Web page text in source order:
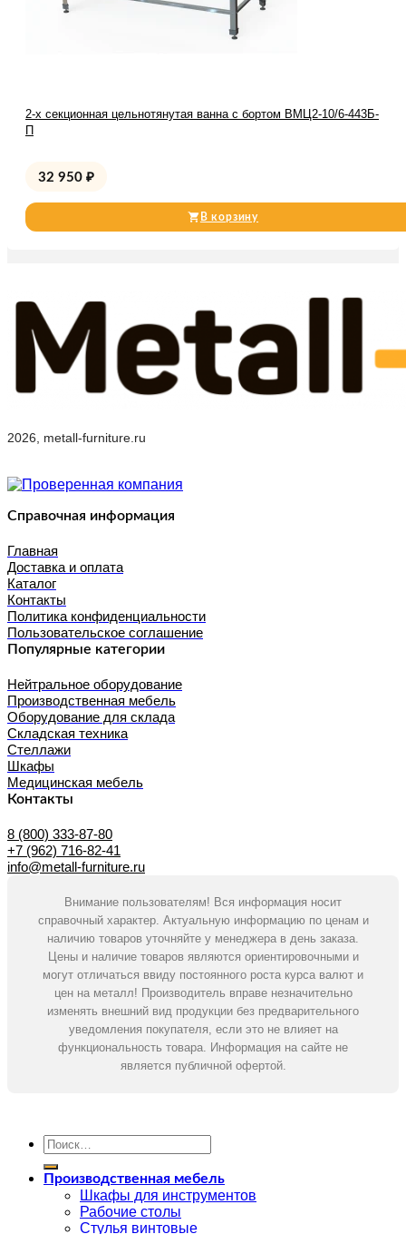
2-х секционная цельнотянутая ванна с бортом ВМЦ2-10/6-443Б-
П
32 950 ₽
В корзину
2026, metall-furniture.ru
Справочная информация
Главная
Доставка и оплата
Каталог
Контакты
Политика конфиденциальности
Пользовательское соглашение
Популярные категории
Нейтральное оборудование
Производственная мебель
Оборудование для склада
Складская техника
Стеллажи
Шкафы
Медицинская мебель
Контакты
8 (800) 333-87-80
+7 (962) 716-82-41
info@metall-furniture.ru
Внимание пользователям! Вся информация носит
справочный характер. Актуальную информацию по ценам и
наличию товаров уточняйте у менеджера в день заказа.
Цены и наличие товаров являются ориентировочными и
могут отличаться ввиду постоянного роста курса валют и
цен на металл! Производитель вправе незначительно
изменять внешний вид продукции без предварительного
уведомления покупателя, если это не влияет на
функциональность товара. Информация на сайте не
является публичной офертой.
Искать:
Производственная мебель
Шкафы для инструментов
Рабочие столы
Стулья винтовые